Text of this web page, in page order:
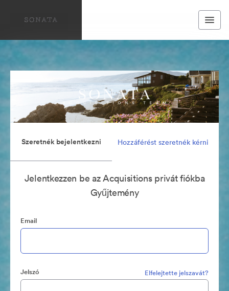
Szeretnék bejelentkezni Hozzáférést szeretnék kérni
Jelentkezzen be az Acquisitions privát fiókba
Gyűjtemény
Email
Jelszó Elfelejtette jelszavát?